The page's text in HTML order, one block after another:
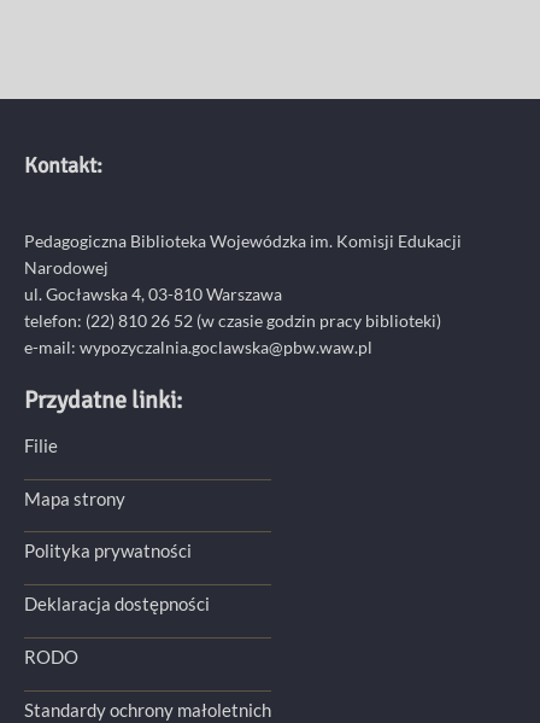
Kontakt:
Pedagogiczna Biblioteka Wojewódzka im. Komisji Edukacji
Narodowej
ul. Gocławska 4, 03-810 Warszawa
telefon: (22) 810 26 52 (w czasie godzin pracy biblioteki)
e-mail: wypozyczalnia.goclawska@pbw.waw.pl
Przydatne linki:
Filie
Mapa strony
Polityka prywatności
Deklaracja dostępności
RODO
Standardy ochrony małoletnich